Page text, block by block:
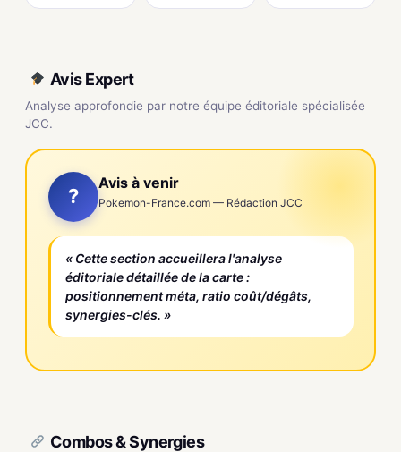
Avis Expert
Analyse approfondie par notre équipe éditoriale spécialisée
JCC.
?
Avis à venir
Pokemon-France.com — Rédaction JCC
« Cette section accueillera l'analyse
éditoriale détaillée de la carte :
positionnement méta, ratio coût/dégâts,
synergies-clés. »
Combos & Synergies